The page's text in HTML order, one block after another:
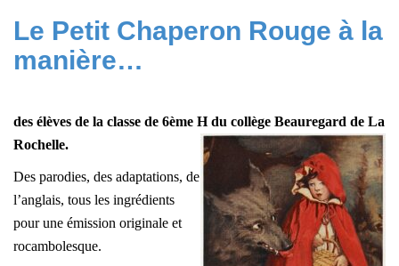
Le Petit Chaperon Rouge à la
manière…
des élèves de la classe de 6ème H du collège Beauregard de La
Rochelle.
Des parodies, des adaptations, de
l’anglais, tous les ingrédients
pour une émission originale et
rocambolesque.